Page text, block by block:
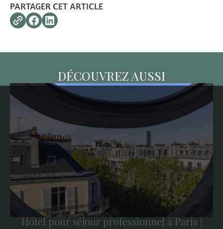
PARTAGER CET ARTICLE
DÉCOUVREZ AUSSI
Hôtel pour séjour professionnel à Paris |